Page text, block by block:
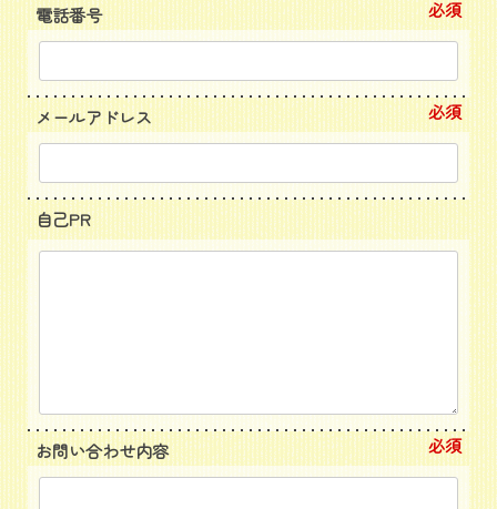
電話番号 必須
メールアドレス 必須
自己PR
お問い合わせ内容 必須